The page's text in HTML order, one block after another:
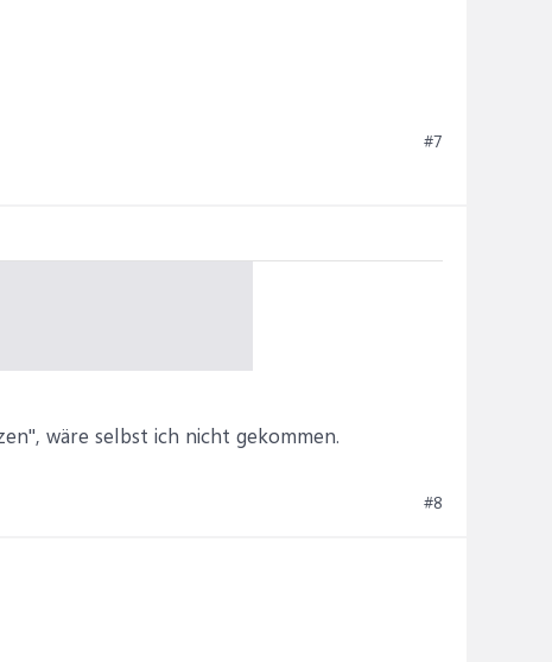
#7
wäre selbst ich nicht gekommen.
#8